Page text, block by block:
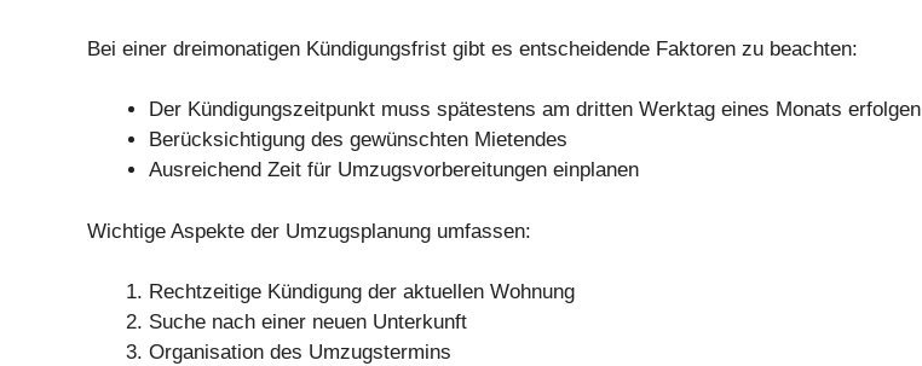
Bei einer dreimonatigen Kündigungsfrist gibt es entscheidende Faktoren zu beachten:
Der Kündigungszeitpunkt muss spätestens am dritten Werktag eines Monats erfolgen
Berücksichtigung des gewünschten Mietendes
Ausreichend Zeit für Umzugsvorbereitungen einplanen
Wichtige Aspekte der Umzugsplanung umfassen:
Rechtzeitige Kündigung der aktuellen Wohnung
Suche nach einer neuen Unterkunft
Organisation des Umzugstermins